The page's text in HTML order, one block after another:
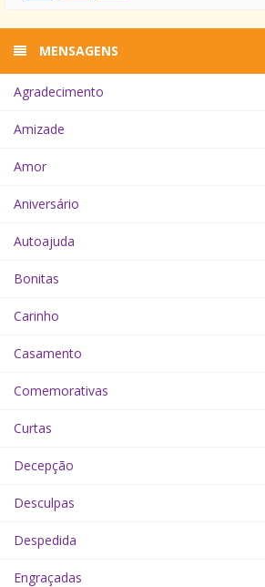
MENSAGENS
Agradecimento
Amizade
Amor
Aniversário
Autoajuda
Bonitas
Carinho
Casamento
Comemorativas
Curtas
Decepção
Desculpas
Despedida
Engraçadas